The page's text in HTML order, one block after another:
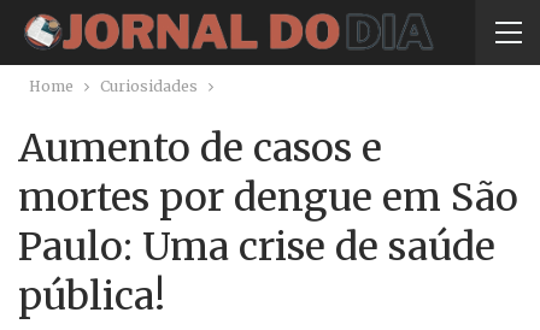
Home Curiosidades
Aumento de casos e
mortes por dengue em São
Paulo: Uma crise de saúde
pública!